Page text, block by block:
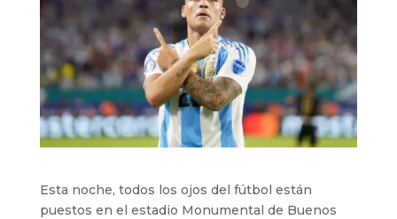
Esta noche, todos los ojos del fútbol están
puestos en el estadio Monumental de Buenos